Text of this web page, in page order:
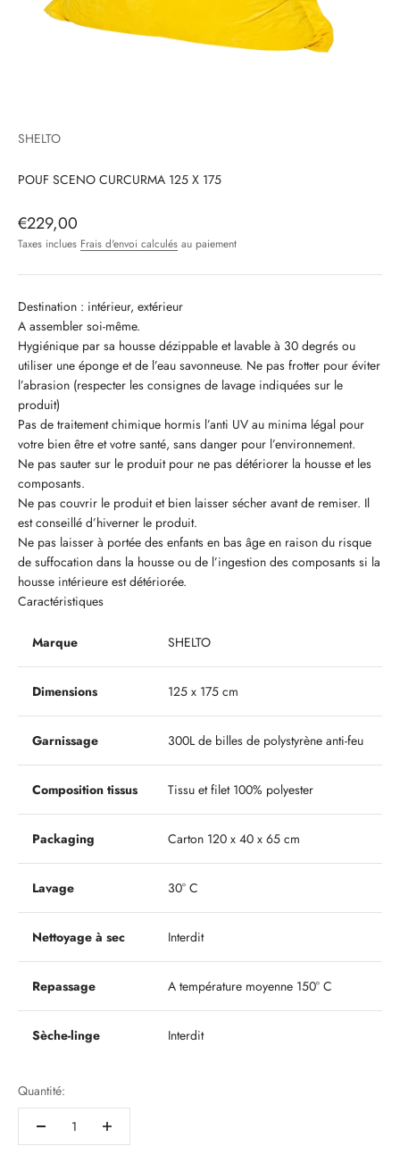
SHELTO
POUF SCENO CURCURMA 125 X 175
Prix de vente
€229,00
Taxes inclues Frais d'envoi calculés au paiement
Destination : intérieur, extérieur
A assembler soi-même.
Hygiénique par sa housse dézippable et lavable à 30 degrés ou
utiliser une éponge et de l’eau savonneuse. Ne pas frotter pour éviter
l’abrasion (respecter les consignes de lavage indiquées sur le
produit)
Pas de traitement chimique hormis l’anti UV au minima légal pour
votre bien être et votre santé, sans danger pour l’environnement.
Ne pas sauter sur le produit pour ne pas détériorer la housse et les
composants.
Ne pas couvrir le produit et bien laisser sécher avant de remiser. Il
est conseillé d’hiverner le produit.
Ne pas laisser à portée des enfants en bas âge en raison du risque
de suffocation dans la housse ou de l’ingestion des composants si la
housse intérieure est détériorée.
Caractéristiques
Marque SHELTO
Dimensions 125 x 175 cm
Garnissage 300L de billes de polystyrène anti-feu
Composition tissus Tissu et filet 100% polyester
Packaging Carton 120 x 40 x 65 cm
Lavage 30° C
Nettoyage à sec Interdit
Repassage A température moyenne 150° C
Sèche-linge Interdit
Quantité: